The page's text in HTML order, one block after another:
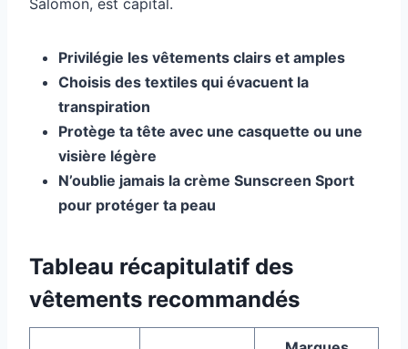
Salomon, est capital.
Privilégie les vêtements clairs et amples
Choisis des textiles qui évacuent la
transpiration
Protège ta tête avec une casquette ou une
visière légère
N’oublie jamais la crème Sunscreen Sport
pour protéger ta peau
Tableau récapitulatif des
vêtements recommandés